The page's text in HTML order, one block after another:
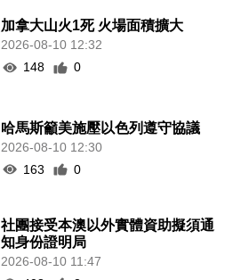
加拿大山火1死 火場面積擴大
2026-08-10 12:32
148
0
哈馬斯籲美施壓以色列遵守協議
2026-08-10 12:30
163
0
社團接受本澳以外實體資助擬須通
知身份證明局
2026-08-10 11:47